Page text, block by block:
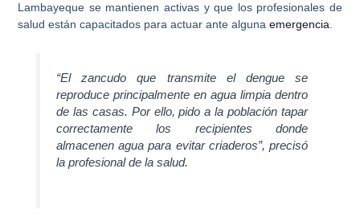
Lambayeque se mantienen activas y que los profesionales de
salud están capacitados para actuar ante algunaemergencia.
“El zancudo que transmite el dengue se
reproduce principalmente en agua limpia dentro
de las casas. Por ello, pido a la población tapar
correctamente los recipientes donde
almacenen agua para evitar criaderos”, precisó
la profesional de la salud.